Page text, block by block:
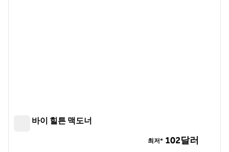
트루 바이 힐튼 맥도너
최저* 102달러